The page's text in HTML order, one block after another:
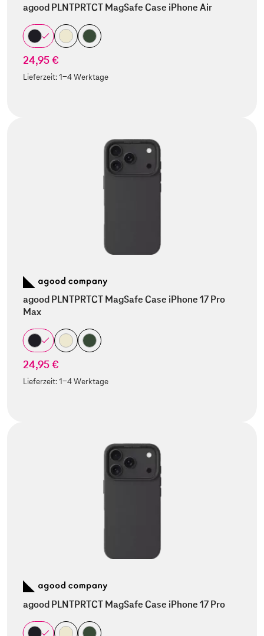
agood PLNTPRTCT MagSafe Case iPhone Air
24,95 €
Lieferzeit:1-4 Werktage
agood PLNTPRTCT MagSafe Case iPhone 17 Pro
Max
24,95 €
Lieferzeit:1-4 Werktage
agood PLNTPRTCT MagSafe Case iPhone 17 Pro